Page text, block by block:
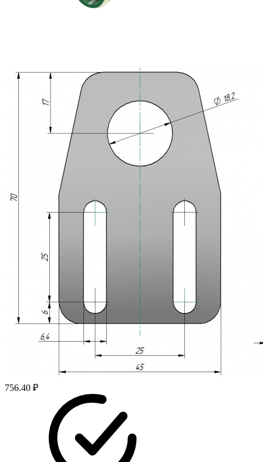
756.40 ₽